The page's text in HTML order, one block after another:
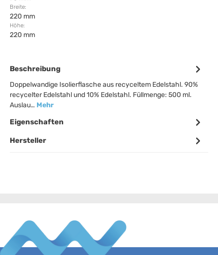
Breite:
220 mm
Höhe:
220 mm
Beschreibung
Doppelwandige Isolierflasche aus recyceltem Edelstahl. 90%
recycelter Edelstahl und 10% Edelstahl. Füllmenge: 500 ml.
Auslau… Mehr
Eigenschaften
Hersteller